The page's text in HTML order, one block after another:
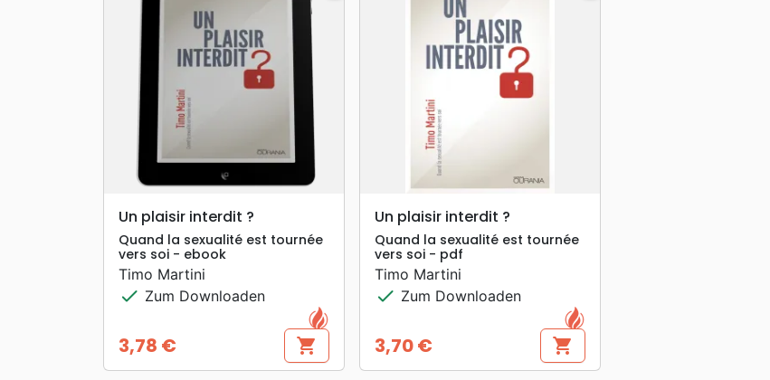
search VORSCHAU
Un plaisir interdit ?
Quand la sexualité est tournée
vers soi - ebook
Timo Martini
check Zum Downloaden
Preis
3,78 € shopping_cart
search VORSCHAU
Un plaisir interdit ?
Quand la sexualité est tournée
vers soi - pdf
Timo Martini
check Zum Downloaden
Preis
3,70 € shopping_cart